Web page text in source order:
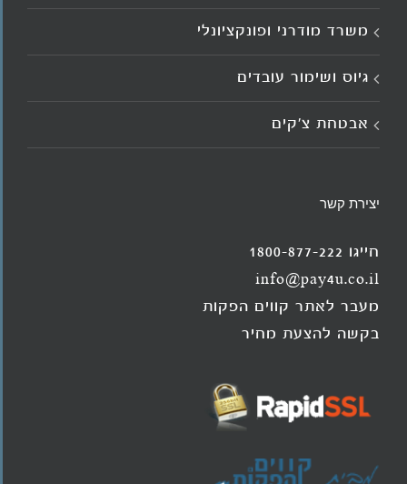
משרד מודרני ופונקציונלי
גיוס ושימור עובדים
אבטחת צ'קים
יצירת קשר
חייגו 1800-877-222
info@pay4u.co.il
מעבר לאתר קווים הפקות
בקשה להצעת מחיר